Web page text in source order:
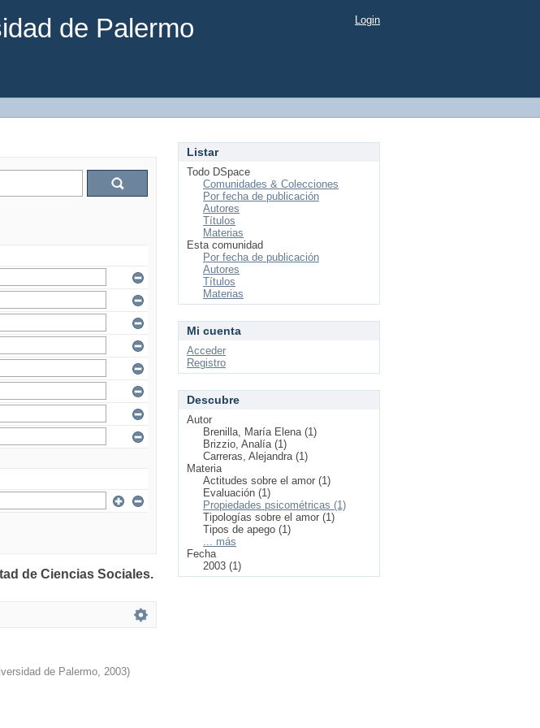
de Palermo Login
de Ciencias Sociales.
de Palermo, 2003)
Listar
Todo DSpace
Comunidades & Colecciones
Por fecha de publicación
Autores
Títulos
Materias
Esta comunidad
Por fecha de publicación
Autores
Títulos
Materias
Mi cuenta
Acceder
Registro
Descubre
Autor
Brenilla, María Elena (1)
Brizzio, Analía (1)
Carreras, Alejandra (1)
Materia
Actitudes sobre el amor (1)
Evaluación (1)
Propiedades psicométricas (1)
Tipologías sobre el amor (1)
Tipos de apego (1)
... más
Fecha
2003 (1)